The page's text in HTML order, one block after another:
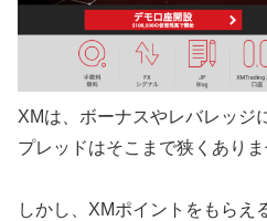
XMは、ボーナスやレバレッジ
プレッドはそこまで狭くありま
しかし、XMポイントをもらえ